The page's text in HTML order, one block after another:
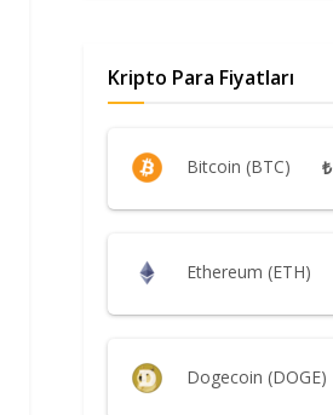
Kripto Para Fiyatları
Bitcoin (BTC) ₺
Ethereum (ETH)
Dogecoin (DOGE)